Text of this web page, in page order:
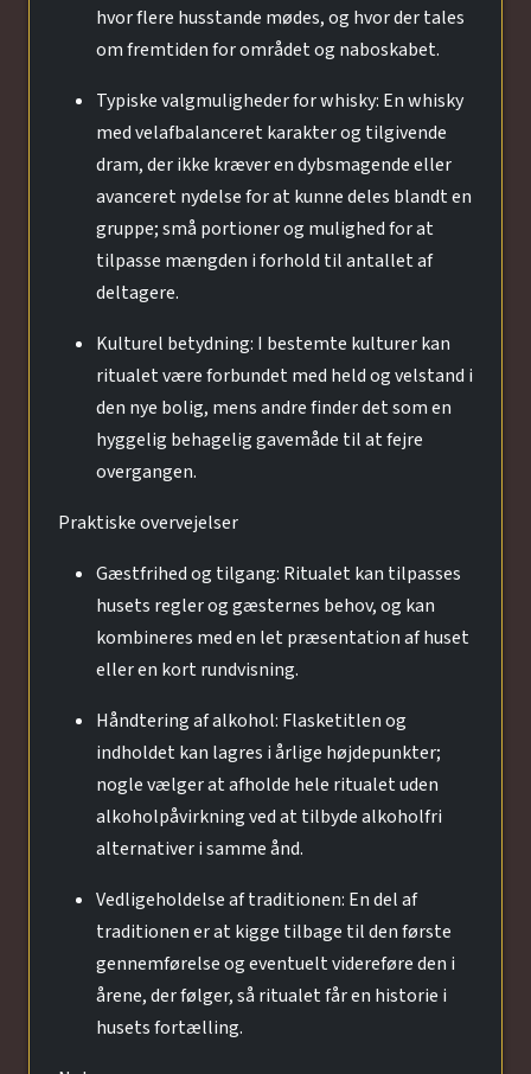
hvor flere husstande mødes, og hvor der tales
om fremtiden for området og naboskabet.
Typiske valgmuligheder for whisky: En whisky
med velafbalanceret karakter og tilgivende
dram, der ikke kræver en dybsmagende eller
avanceret nydelse for at kunne deles blandt en
gruppe; små portioner og mulighed for at
tilpasse mængden i forhold til antallet af
deltagere.
Kulturel betydning: I bestemte kulturer kan
ritualet være forbundet med held og velstand i
den nye bolig, mens andre finder det som en
hyggelig behagelig gavemåde til at fejre
overgangen.
Praktiske overvejelser
Gæstfrihed og tilgang: Ritualet kan tilpasses
husets regler og gæsternes behov, og kan
kombineres med en let præsentation af huset
eller en kort rundvisning.
Håndtering af alkohol: Flasketitlen og
indholdet kan lagres i årlige højdepunkter;
nogle vælger at afholde hele ritualet uden
alkoholpåvirkning ved at tilbyde alkoholfri
alternativer i samme ånd.
Vedligeholdelse af traditionen: En del af
traditionen er at kigge tilbage til den første
gennemførelse og eventuelt videreføre den i
årene, der følger, så ritualet får en historie i
husets fortælling.